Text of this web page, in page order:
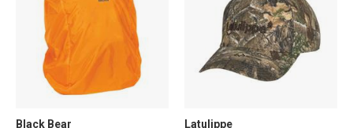
Black Bear Latulippe